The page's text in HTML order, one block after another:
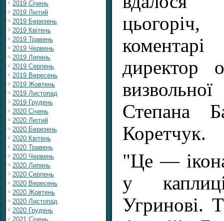
2019 Січень
2019 Лютий
2019 Березень
2019 Квітень
2019 Травень
2019 Червень
2019 Липень
2019 Серпень
2019 Вересень
2019 Жовтень
2019 Листопад
2019 Грудень
2020 Січень
2020 Лютий
2020 Березень
2020 Квітень
2020 Травень
2020 Червень
2020 Липень
2020 Серпень
2020 Вересень
2020 Жовтень
2020 Листопад
2020 Грудень
2021 Січень
директор
Степана
Коретчук.
"Це —
у
Угринові.